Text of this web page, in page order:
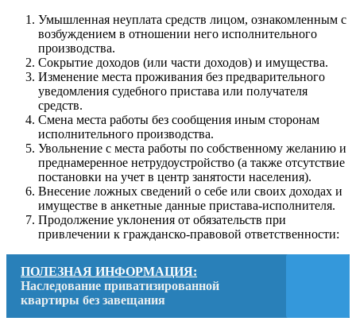
Умышленная неуплата средств лицом, ознакомленным с
возбуждением в отношении него исполнительного
производства.
Сокрытие доходов (или части доходов) и имущества.
Изменение места проживания без предварительного
уведомления судебного пристава или получателя
средств.
Смена места работы без сообщения иным сторонам
исполнительного производства.
Увольнение с места работы по собственному желанию и
преднамеренное нетрудоустройство (а также отсутствие
постановки на учет в центр занятости населения).
Внесение ложных сведений о себе или своих доходах и
имуществе в анкетные данные пристава-исполнителя.
Продолжение уклонения от обязательств при
привлечении к гражданско-правовой ответственности:
ПОЛЕЗНАЯ ИНФОРМАЦИЯ:
Наследование приватизированной
квартиры без завещания